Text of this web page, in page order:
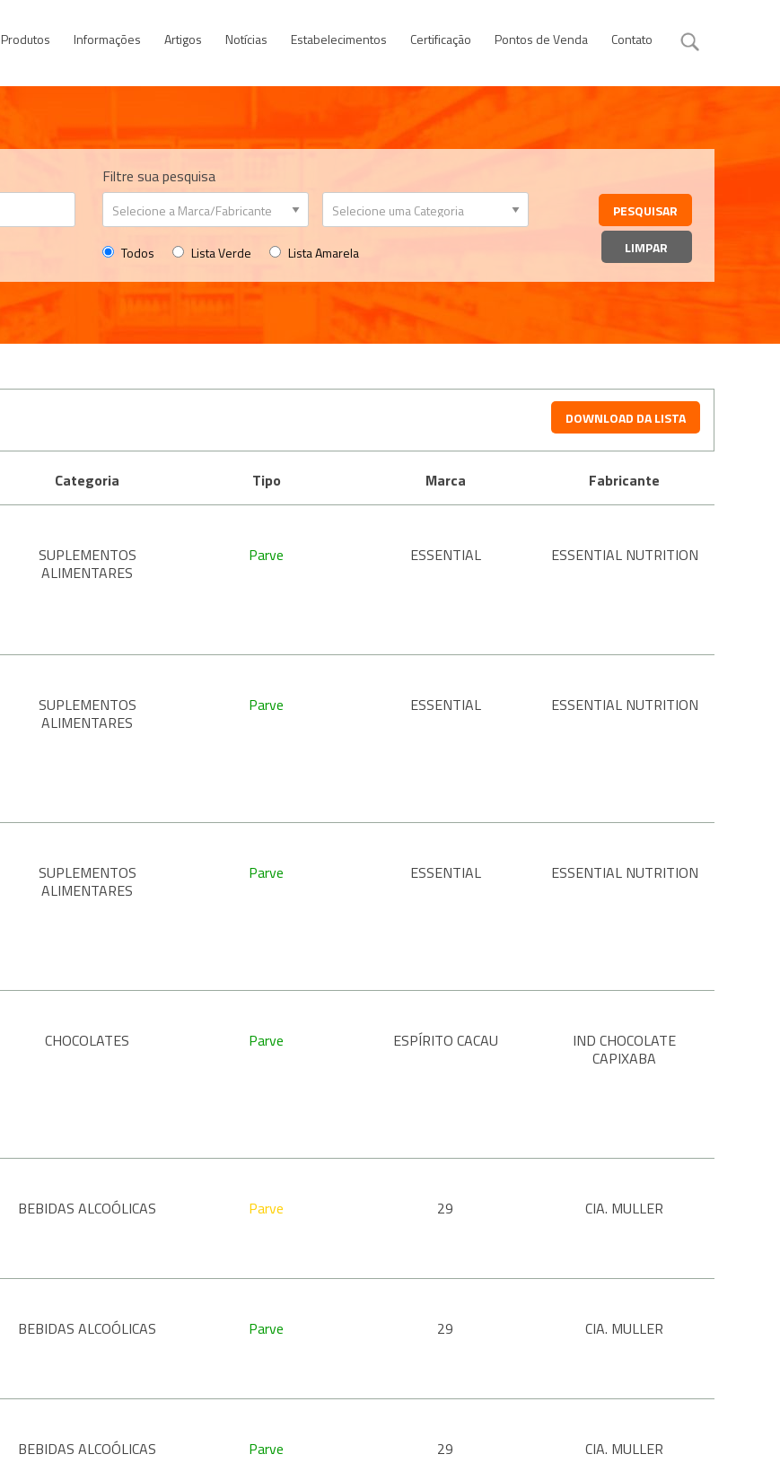
Produtos Informações Artigos Notícias Estabelecimentos Certificação Pontos de Venda Contato
Filtre sua pesquisa
Todos Lista Verde Lista Amarela LIMPAR
DOWNLOAD DA LISTA
Categoria Tipo Marca Fabricante
SUPLEMENTOS
ALIMENTARES
Parve ESSENTIAL ESSENTIAL NUTRITION
SUPLEMENTOS
ALIMENTARES
Parve ESSENTIAL ESSENTIAL NUTRITION
SUPLEMENTOS
ALIMENTARES
Parve ESSENTIAL ESSENTIAL NUTRITION
CHOCOLATES Parve ESPÍRITO CACAU
IND CHOCOLATE
CAPIXABA
BEBIDAS ALCOÓLICAS Parve 29 CIA. MULLER
BEBIDAS ALCOÓLICAS Parve 29 CIA. MULLER
BEBIDAS ALCOÓLICAS Parve 29 CIA. MULLER